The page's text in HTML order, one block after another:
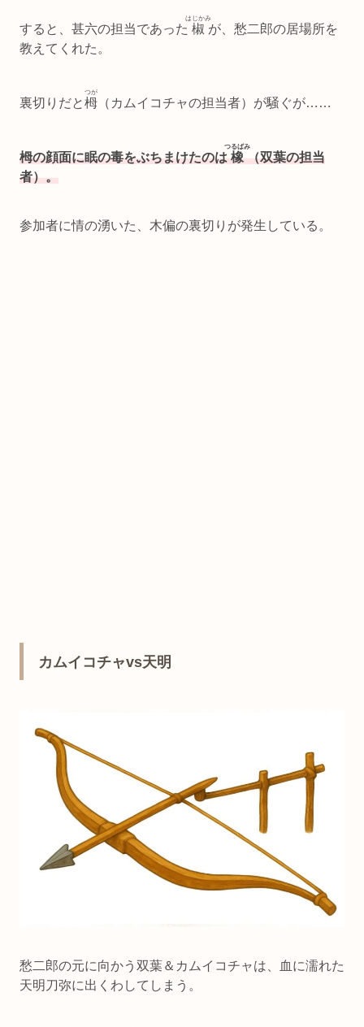
すると、甚六の担当であった 椒
はじかみ
が、愁二郎の居場所を
教えてくれた。
裏切りだと栂
つが
（カムイコチャの担当者）が騒ぐが……
栂の顔面に眠の毒をぶちまけたのは 橡
つるばみ
（双葉の担当
者）。
参加者に情の湧いた、木偏の裏切りが発生している。
カムイコチャvs天明
愁二郎の元に向かう双葉＆カムイコチャは、血に濡れた
天明刀弥に出くわしてしまう。